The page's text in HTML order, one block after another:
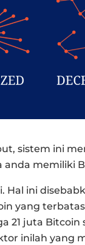
sistem ini
memiliki
Hal ini
yang
21 juta Bitcoin
inilah yang